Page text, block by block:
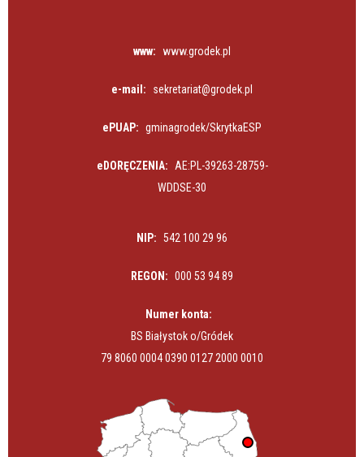
www: www.grodek.pl
e-mail: sekretariat@grodek.pl
ePUAP: gminagrodek/SkrytkaESP
eDORĘCZENIA:
AE:PL-39263-28759-
WDDSE-30
NIP: 542 100 29 96
REGON: 000 53 94 89
Numer konta:
BS Białystok o/Gródek
79 8060 0004 0390 0127 2000 0010